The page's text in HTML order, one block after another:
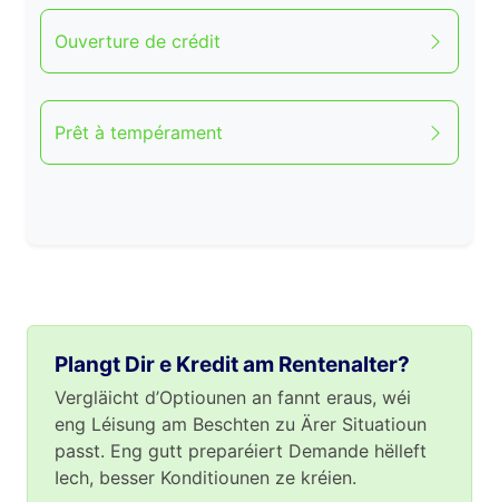
Ouverture de crédit
Prêt à tempérament
Plangt Dir e Kredit am Rentenalter?
Vergläicht d’Optiounen an fannt eraus, wéi
eng Léisung am Beschten zu Ärer Situatioun
passt. Eng gutt preparéiert Demande hëlleft
Iech, besser Konditiounen ze kréien.